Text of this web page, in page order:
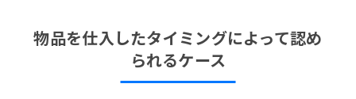
物品を仕入したタイミングによって認め
られるケース